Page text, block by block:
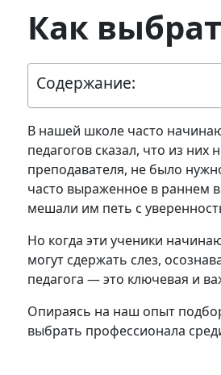
Как
Содержание:
В нашей школе часто
педагогов сказал, что из
преподавателя, не было
часто выраженное в раннем
мешали им петь с
Но когда эти ученики
могут сдержать слез,
педагога — это ключевая и
Опираясь на наш опыт
выбрать профессионала